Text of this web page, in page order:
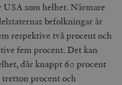
som helhet. Närmare
befolkningar är
respektive två procent och
fem procent. Det kan
där knappt 60 procent
tretton procent och